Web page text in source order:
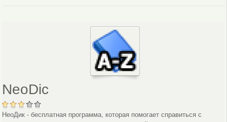
NeoDic
НеоДик - бесплатная программа, которая помогает справиться с